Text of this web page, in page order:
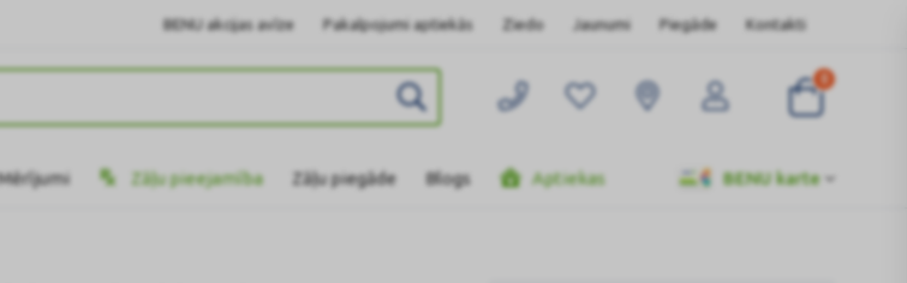
BENU akcijas avīze Pakalpojumi aptiekās Ziedo Jaunumi Piegāde Kontakti
Zāļu pieejamība Zāļu piegāde Blogs Aptiekas BENU karte